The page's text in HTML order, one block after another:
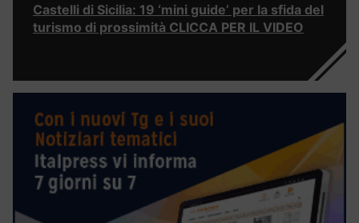
Castelli di Sicilia: 19 ‘mini guide’ per la sfida del
turismo di prossimità CLICCA PER IL VIDEO